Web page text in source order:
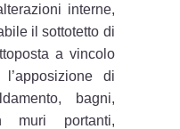
interne,
il sottotetto di
a vincolo
di
bagni,
muri portanti,